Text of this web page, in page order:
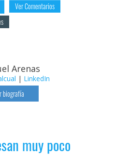
Ver Comentarios
Arenas
| LinkedIn
biografía
muy poco